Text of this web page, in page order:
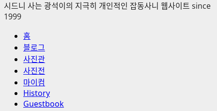
시드니 사는 광석이의 지극히 개인적인 잡동사니 웹사이트 since
1999
홈
블로그
사진관
사진전
마이컴
History
Guestbook